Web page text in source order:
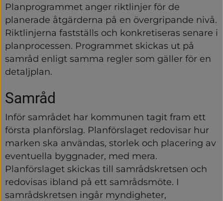
Planprogrammet anger riktlinjer för de
planerade åtgärderna på en övergripande nivå.
Riktlinjerna fastställs och konkretiseras senare i
planprocessen. Programmet skickas ut på
samråd enligt samma regler som gäller för en
detaljplan.
Samråd
Inför samrådet har kommunen tagit fram ett
första planförslag. Planförslaget redovisar hur
marken ska användas, storlek och placering av
eventuella byggnader, med mera.
Planförslaget skickas till samrådskretsen och
redovisas ibland på ett samrådsmöte. I
samrådskretsen ingår myndigheter,